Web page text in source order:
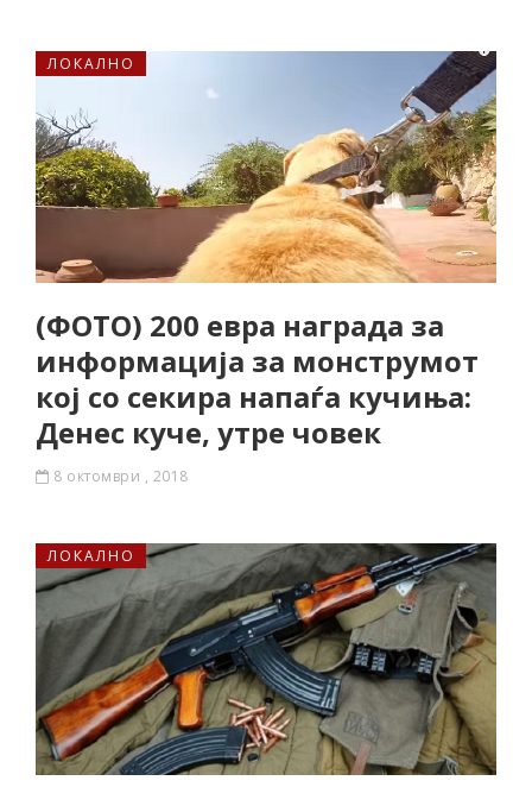
ЛОКАЛНО
(ФОТО) 200 евра награда за
информација за монструмот
кој со секира напаѓа кучиња:
Денес куче, утре човек
8 октомври , 2018
ЛОКАЛНО